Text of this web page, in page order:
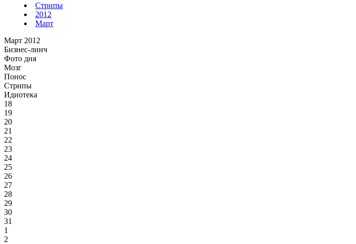
Стрипы
2012
Март
Март 2012
Бизнес-линч
Фото дня
Мозг
Понос
Стрипы
Идиотека
18
19
20
21
22
23
24
25
26
27
28
29
30
31
1
2